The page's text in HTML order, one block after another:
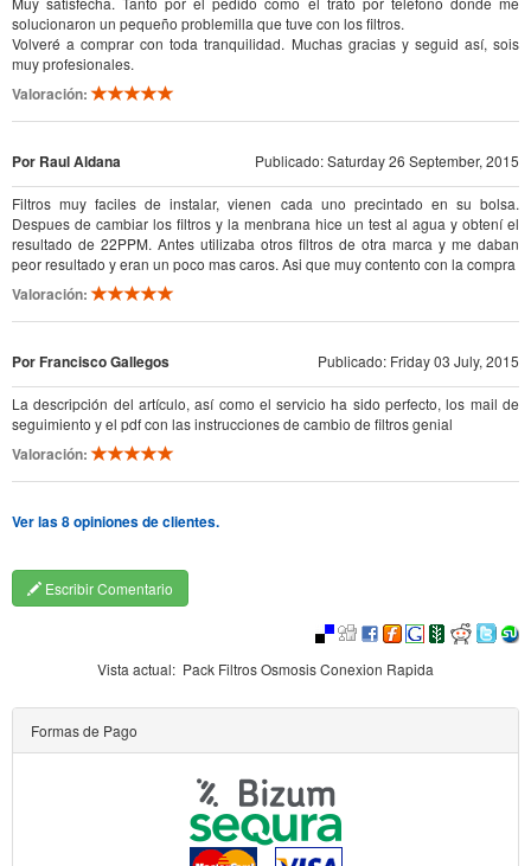
solucionaron un pequeño problemilla que tuve con los filtros.
Volveré a comprar con toda tranquilidad. Muchas gracias y seguid así, sois
muy profesionales.
Valoración:
Por Raul Aldana Publicado: Saturday 26 September, 2015
Filtros muy faciles de instalar, vienen cada uno precintado en su bolsa.
Despues de cambiar los filtros y la menbrana hice un test al agua y obtení el
resultado de 22PPM. Antes utilizaba otros filtros de otra marca y me daban
peor resultado y eran un poco mas caros. Asi que muy contento con la compra
Valoración:
Por Francisco Gallegos Publicado: Friday 03 July, 2015
La descripción del artículo, así como el servicio ha sido perfecto, los mail de
seguimiento y el pdf con las instrucciones de cambio de filtros genial
Valoración:
Ver las 8 opiniones de clientes.
Escribir Comentario
Vista actual: Pack Filtros Osmosis Conexion Rapida
Formas de Pago